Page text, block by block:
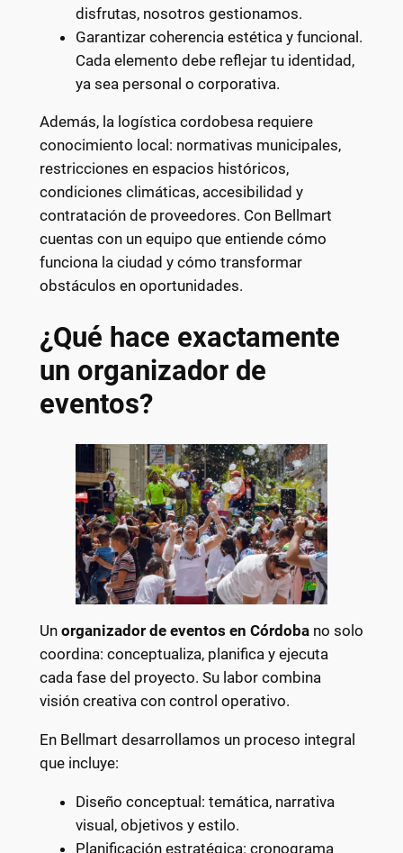
disfrutas, nosotros gestionamos.
Garantizar coherencia estética y funcional.
Cada elemento debe reflejar tu identidad,
ya sea personal o corporativa.
Además, la logística cordobesa requiere
conocimiento local: normativas municipales,
restricciones en espacios históricos,
condiciones climáticas, accesibilidad y
contratación de proveedores. Con Bellmart
cuentas con un equipo que entiende cómo
funciona la ciudad y cómo transformar
obstáculos en oportunidades.
¿Qué hace exactamente
un organizador de
eventos?
Un organizador de eventos en Córdobano solo
coordina: conceptualiza, planifica y ejecuta
cada fase del proyecto. Su labor combina
visión creativa con control operativo.
En Bellmart desarrollamos un proceso integral
que incluye:
Diseño conceptual: temática, narrativa
visual, objetivos y estilo.
Planificación estratégica: cronograma